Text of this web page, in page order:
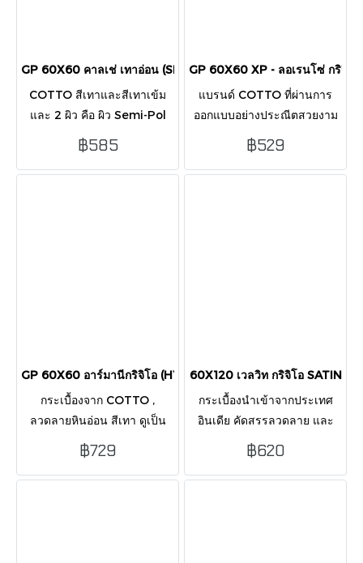
GP 60X60 คาลเช่ เทาอ่อน (SEMI-POL) R/T PM
COTTO สีเทาและสีเทาเข้ม
และ 2 ผิว คือ ผิว Semi-Pol
(กึ่งมัน กึ่งด้าน) และ ผิว Anti-
slip (R.11) ที่สามารถใช้ในพื้นที่
ส่วนเปียกเพื่อช่วยป้องกันการ
฿585
GP 60X60 XP - ลอเรนโซ่ กริจิโ
แบรนด์ COTTO ที่ผ่านการ
ออกแบบอย่างประณีตสวยงาม
เป็นที่รู้จักด้วยสไตล์ ความ
หรูหรา มีทั้งผิวมัน ลวดลายโดด
เด่น โทนสีเป็นที่ยอดนิยม
฿529
GP 60X60 อาร์มานีกริจิโอ (HYG/P4) SATIN RTPM
กระเบื้องจาก COTTO ,
ลวดลายหินอ่อน สีเทา ดูเป็น
ธรรมชาติ เรียบง่ายและโดด
เด่น เป็นที่นิยมใช้ในปัจจุบัน
ด้วยสไตล์ ความหรูหรา โทนสี
฿729
60X120 เวลวิท กริจิโอ SATIN
กระเบื้องนำเข้าจากประเทศ
อินเดีย คัดสรรลวดลาย และ
คุณภาพ ผ่านการรับรอง มอก.
ลวดลายหินอ่อน ผิวซาติน พิ้น
ผิวสัมผัสสบาย ดูหรูหรามีสไตล์
฿620